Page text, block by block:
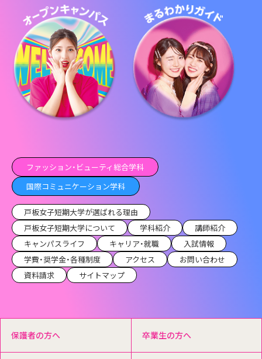
ファッション・ビューティ総合学科
国際コミュニケーション学科
戸板女子短期大学が選ばれる理由
戸板女子短期大学について
学科紹介
講師紹介
キャンパスライフ
キャリア・就職
入試情報
学費・奨学金・各種制度
アクセス
お問い合わせ
資料請求
サイトマップ
保護者の方へ 卒業生の方へ